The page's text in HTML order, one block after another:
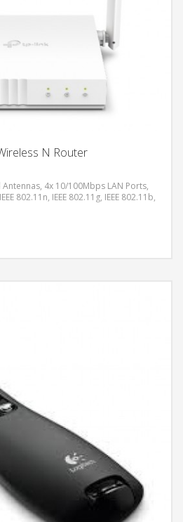
N Router
4x 10/100Mbps LAN Ports,
802.11n, IEEE 802.11g, IEEE 802.11b,